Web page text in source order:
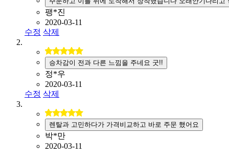
팽*진
2020-03-11
수정 삭제
승차감이 전과 다른 느낌을 주네요 굿!!
정*우
2020-03-11
수정 삭제
렌탈과 고민하다가 가격비교하고 바로 주문 했어요
박*만
2020-03-11